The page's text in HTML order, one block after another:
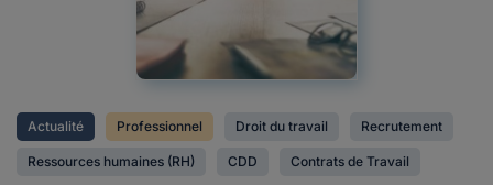
Actualité Professionnel Droit du travail Recrutement
Ressources humaines (RH) CDD Contrats de Travail